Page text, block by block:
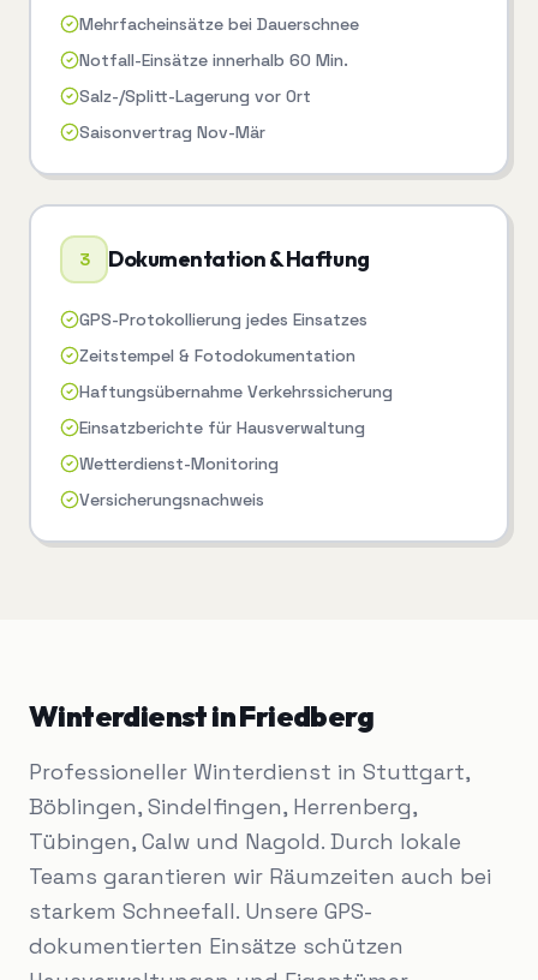
Mehrfacheinsätze bei Dauerschnee
Notfall-Einsätze innerhalb 60 Min.
Salz-/Splitt-Lagerung vor Ort
Saisonvertrag Nov-Mär
3 Dokumentation & Haftung
GPS-Protokollierung jedes Einsatzes
Zeitstempel & Fotodokumentation
Haftungsübernahme Verkehrssicherung
Einsatzberichte für Hausverwaltung
Wetterdienst-Monitoring
Versicherungsnachweis
WinterdienstinFriedberg
Professioneller Winterdienst in Stuttgart,
Böblingen, Sindelfingen, Herrenberg,
Tübingen, Calw und Nagold. Durch lokale
Teams garantieren wir Räumzeiten auch bei
starkem Schneefall. Unsere GPS-
dokumentierten Einsätze schützen